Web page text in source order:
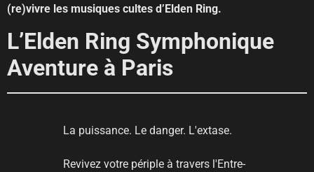
(re)vivre les musiques cultes d’Elden Ring.
L’Elden Ring Symphonique
Aventure à Paris
La puissance. Le danger. L'extase.
Revivez votre périple à travers l'Entre-